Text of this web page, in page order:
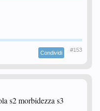
Condividi #153
s2 morbidezza s3